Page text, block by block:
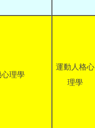
理學
運動人格心
理學